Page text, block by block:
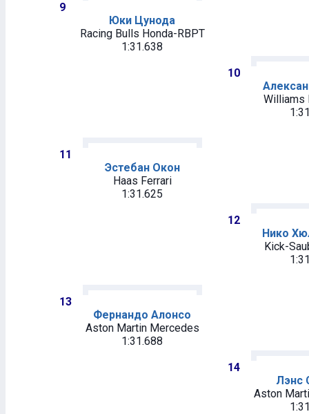
9
Юки Цунода
Racing Bulls Honda-RBPT
1:31.638
10
Williams
11
Эстебан Окон
Haas Ferrari
1:31.625
12
Нико
Kick-
13
Фернандо Алонсо
Aston Martin Mercedes
1:31.688
14
Лэнс
Aston